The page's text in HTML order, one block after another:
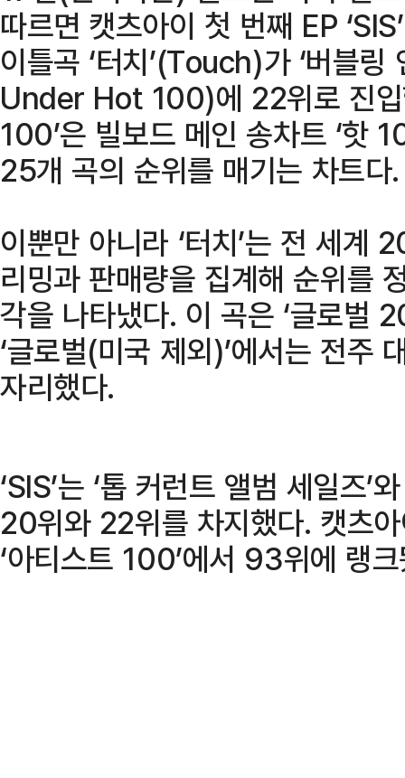
따르면 캣츠아이 첫 번째 EP
이틀곡 ‘터치’(Touch)가 ‘버블
Under Hot 100)에 22위로 진입
100’은 빌보드 메인 송차트 ‘핫
25개 곡의 순위를 매기는 차트다.
이뿐만 아니라 ‘터치’는 전 세계
리밍과 판매량을 집계해 순위를
각을 나타냈다. 이 곡은 ‘글로벌
‘글로벌(미국 제외)’에서는 전주
자리했다.
‘SIS’는 ‘톱 커런트 앨범 세일즈’
20위와 22위를 차지했다. 캣츠
‘아티스트 100’에서 93위에 랭